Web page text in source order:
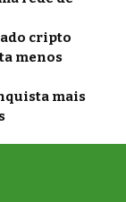
cripto
menos
mais